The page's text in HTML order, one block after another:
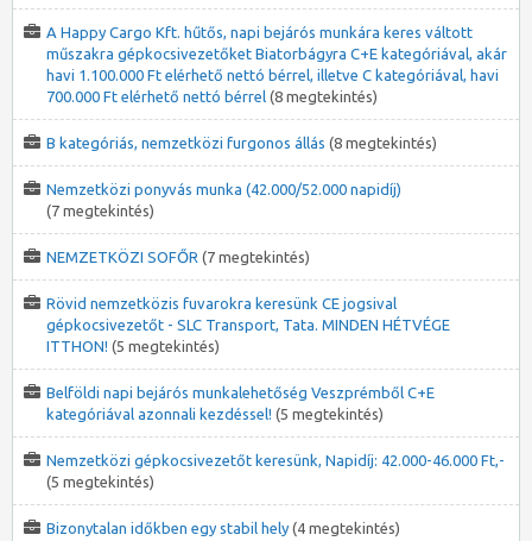
A Happy Cargo Kft. hűtős, napi bejárós munkára keres váltott
műszakra gépkocsivezetőket Biatorbágyra C+E kategóriával, akár
havi 1.100.000 Ft elérhető nettó bérrel, illetve C kategóriával, havi
700.000 Ft elérhető nettó bérrel (8 megtekintés)
B kategóriás, nemzetközi furgonos állás (8 megtekintés)
Nemzetközi ponyvás munka (42.000/52.000 napidíj)
(7 megtekintés)
NEMZETKÖZI SOFŐR (7 megtekintés)
Rövid nemzetközis fuvarokra keresünk CE jogsival
gépkocsivezetőt - SLC Transport, Tata. MINDEN HÉTVÉGE
ITTHON! (5 megtekintés)
Belföldi napi bejárós munkalehetőség Veszprémből C+E
kategóriával azonnali kezdéssel! (5 megtekintés)
Nemzetközi gépkocsivezetőt keresünk, Napidíj: 42.000-46.000 Ft,-
(5 megtekintés)
Bizonytalan időkben egy stabil hely (4 megtekintés)